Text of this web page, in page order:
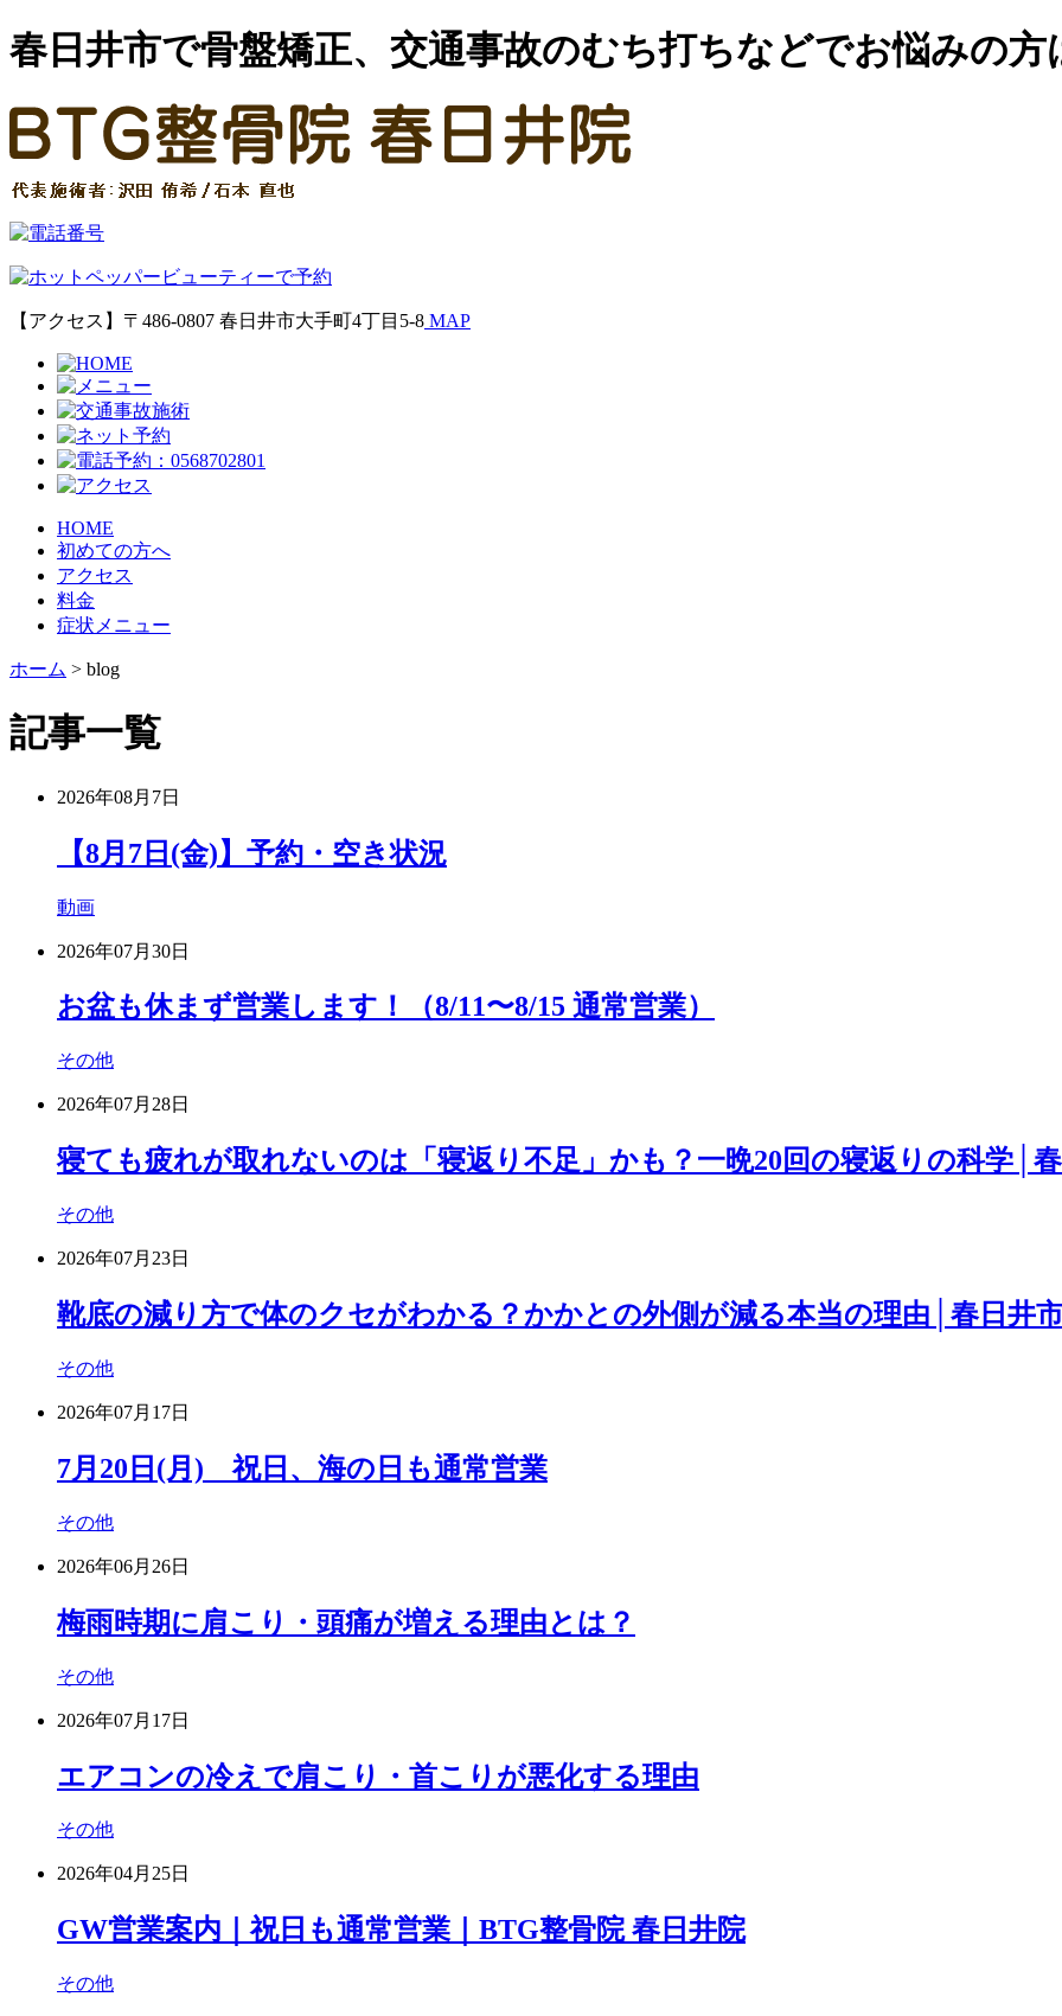
春日井市で骨盤矯正、交通事故のむち打ちなどでお悩みの方
【アクセス】〒486-0807 春日井市大手町4丁目5-8 MAP
HOME
初めての方へ
アクセス
料金
症状メニュー
ホーム > blog
記事一覧
2026年08月7日
【8月7日(金)】予約・空き状況
動画
2026年07月30日
お盆も休まず営業します！（8/11〜8/15 通常営業）
その他
2026年07月28日
寝ても疲れが取れないのは「寝返り不足」かも？一晩20回の寝返りの科学│
その他
2026年07月23日
靴底の減り方で体のクセがわかる？かかとの外側が減る本当の理由│春日井
その他
2026年07月17日
7月20日(月) 祝日、海の日も通常営業
その他
2026年06月26日
梅雨時期に肩こり・頭痛が増える理由とは？
その他
2026年07月17日
エアコンの冷えで肩こり・首こりが悪化する理由
その他
2026年04月25日
GW営業案内｜祝日も通常営業｜BTG整骨院 春日井院
その他